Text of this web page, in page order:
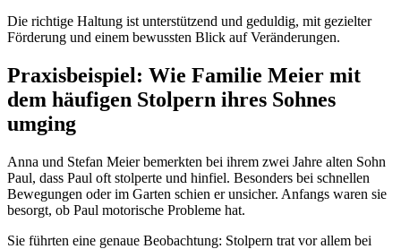
Die richtige Haltung ist unterstützend und geduldig, mit gezielter
Förderung und einem bewussten Blick auf Veränderungen.
Praxisbeispiel: Wie Familie Meier mit
dem häufigen Stolpern ihres Sohnes
umging
Anna und Stefan Meier bemerkten bei ihrem zwei Jahre alten Sohn
Paul, dass Paul oft stolperte und hinfiel. Besonders bei schnellen
Bewegungen oder im Garten schien er unsicher. Anfangs waren sie
besorgt, ob Paul motorische Probleme hat.
Sie führten eine genaue Beobachtung: Stolpern trat vor allem bei